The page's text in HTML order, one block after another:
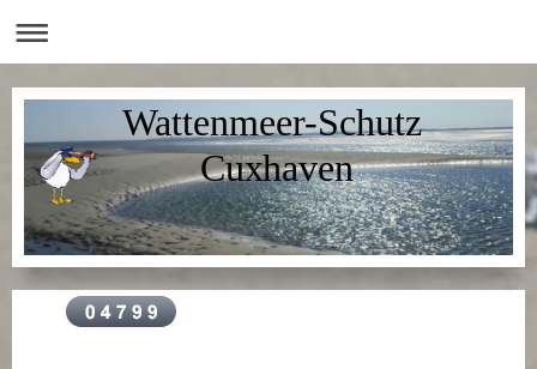
Wattenmeer-Schutz
Cuxhaven